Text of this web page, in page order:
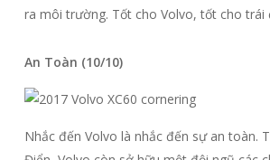
ra môi trường. Tốt cho Volvo, tốt cho trái
An Toàn (10/10)
Nhắc đến Volvo là nhắc đến sự an toàn.